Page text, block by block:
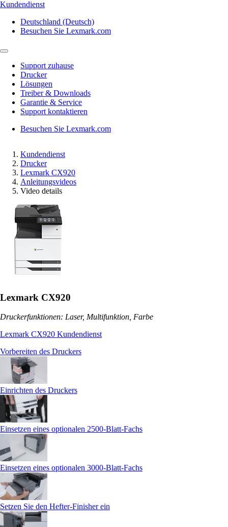
Kundendienst
Deutschland (Deutsch)
Besuchen Sie Lexmark.com
Support zuhause
Drucker
Lösungen
Treiber & Downloads
Garantie & Service
Support kontaktieren
Besuchen Sie Lexmark.com
Kundendienst
Drucker
Lexmark CX920
Anleitungsvideos
Video details
Lexmark CX920
Druckerfunktionen: Laser, Multifunktion, Farbe
Lexmark CX920 Kundendienst
Vorbereiten des Druckers
Einrichten des Druckers
Einsetzen eines optionalen 2500‑Blatt-Fachs
Einsetzen eines optionalen 3000‑Blatt-Fachs
Setzen Sie den Hefter-Finisher ein